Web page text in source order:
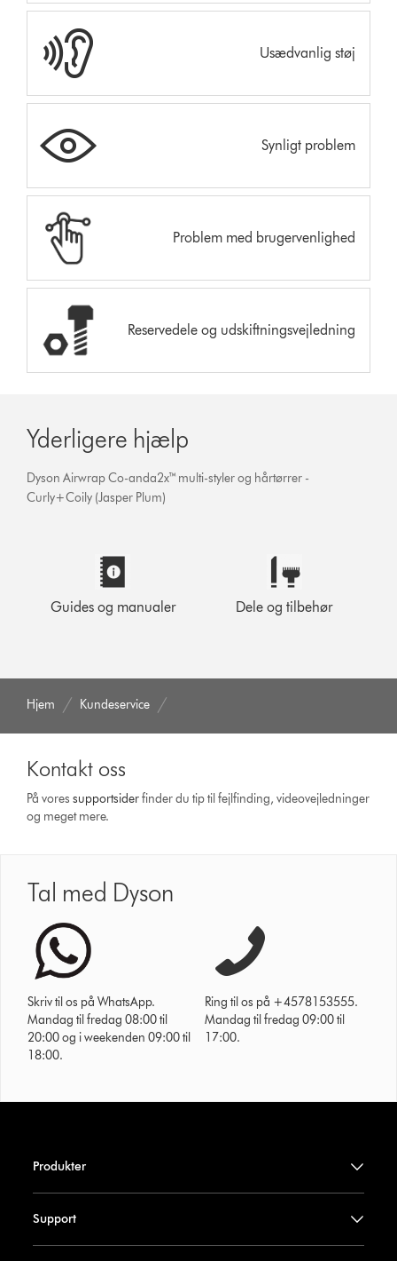
Usædvanlig støj
Synligt problem
Problem med brugervenlighed
Reservedele og udskiftningsvejledning
Yderligere hjælp
Dyson Airwrap Co-anda2x™ multi-styler og hårtørrer -
Curly+Coily (Jasper Plum)
Guides og manualer Dele og tilbehør
Hjem Kundeservice
Kontakt oss
På voressupport­siderfinder du tip til fejlfinding, video­vejledninger
og meget mere.
Tal med Dyson
Skriv til os på WhatsApp.
Mandag til fredag 08:00 til
20:00 og i weekenden 09:00 til
18:00.
Ring til os på +4578153555.
Mandag til fredag 09:00 til
17:00.
Produkter
Support